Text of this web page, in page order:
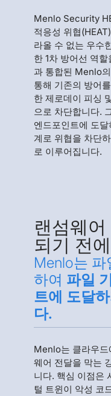
Menlo Security
적응성 위협
라올 수 없는 우수
한 1차 방어선 역
과 통합된 Menlo
통해 기존의 방어
한 제로데이 피싱
으로 차단합니다.
엔드포인트에 도
계로 위협을 차단
로 이루어집니다.
랜섬웨
되기 전
Menlo는 파
하여 파일
트에 도달
다.
Menlo는 클라우드
웨어 전달을 막는
니다. 핵심 이점은
털 트윈이 악성 코